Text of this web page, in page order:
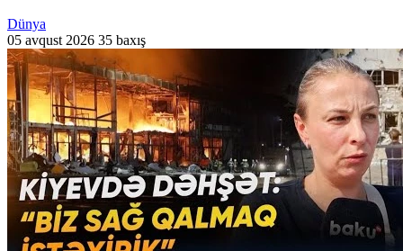
Dünya
05 avqust 2026 35 baxış